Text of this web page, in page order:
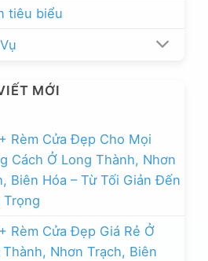
tiêu biểu
MỚI
Rèm Cửa Đẹp Cho Mọi
Cách Ở Long Thành, Nhơn
Biên Hóa – Từ Tối Giản Đến
Trọng
Rèm Cửa Đẹp Giá Rẻ Ở
Thành, Nhơn Trạch, Biên